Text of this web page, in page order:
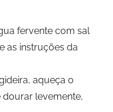
fervente com sal
as instruções da
aqueça o
dourar levemente,